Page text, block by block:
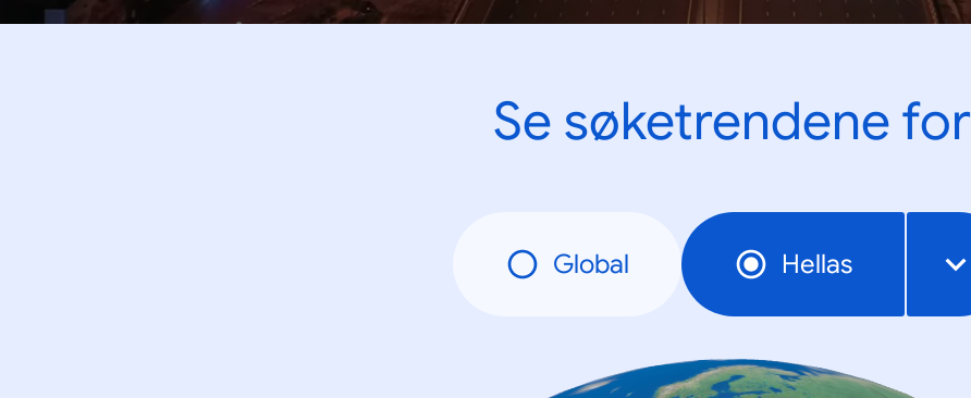
Se søketrendene for
Global Hellas